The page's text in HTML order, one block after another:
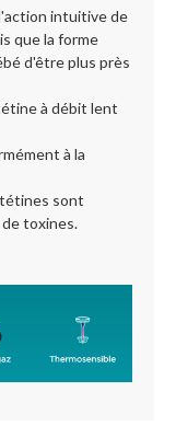
intuitive de
que la forme
d'être plus près
à débit lent
à la
sont
toxines.